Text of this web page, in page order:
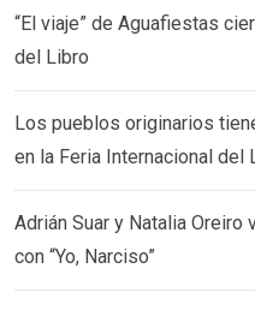
“El viaje” de Aguafiestas
del Libro
Los pueblos originarios
en la Feria Internacional del
Adrián Suar y Natalia Oreiro
con “Yo, Narciso”